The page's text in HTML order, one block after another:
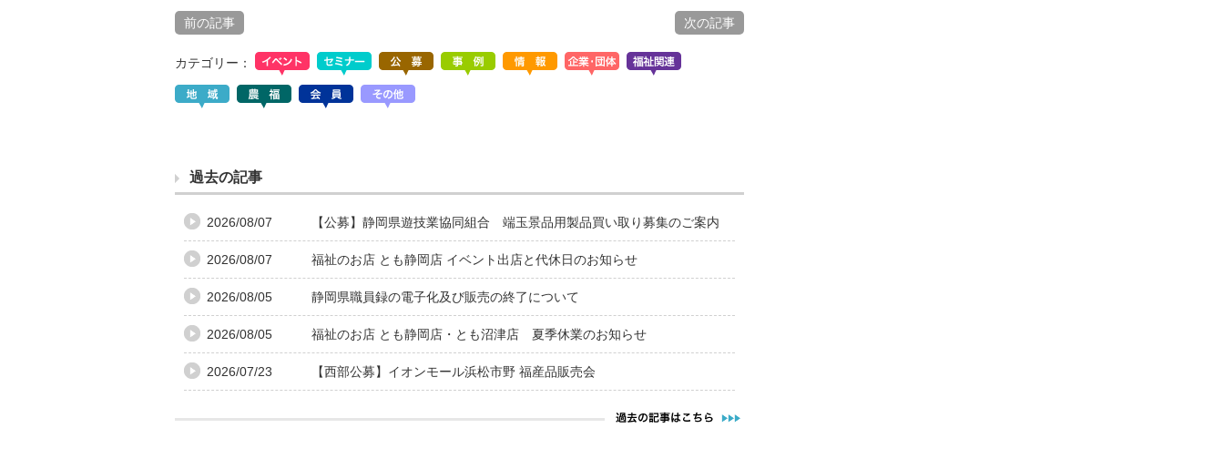
前の記事 次の記事
カテゴリー：
過去の記事
2026/08/07 【公募】静岡県遊技業協同組合 端玉景品用製品買い取り募集のご案内
2026/08/07 福祉のお店 とも静岡店 イベント出店と代休日のお知らせ
2026/08/05 静岡県職員録の電子化及び販売の終了について
2026/08/05 福祉のお店 とも静岡店・とも沼津店 夏季休業のお知らせ
2026/07/23 【西部公募】イオンモール浜松市野 福産品販売会